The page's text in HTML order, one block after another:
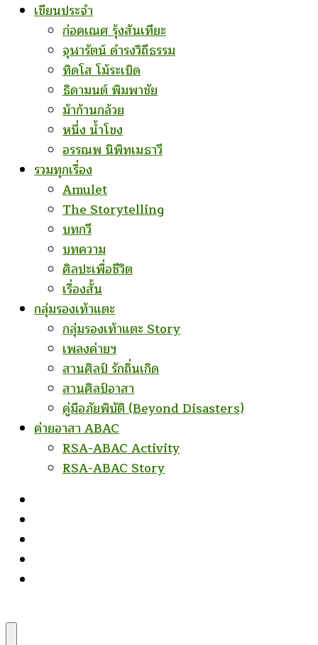
เขียนประจำ
ก่อคเณศ รุ้งสันเทียะ
จุฬารัตน์ ดำรงวิถีธรรม
ทิดโส โม้ระเบิด
ธิดามนต์ พิมพาชัย
ม้าก้านกล้วย
หนึ่ง น้ำโขง
อรรณพ นิพิทเมธาวี
รวมทุกเรื่อง
Amulet
The Storytelling
บทกวี
บทความ
ศิลปะเพื่อชีวิต
เรื่องสั้น
กลุ่มรองเท้าแตะ
กลุ่มรองเท้าแตะ Story
เพลงค่ายฯ
สานศิลป์ รักถิ่นเกิด
สานศิลป์อาสา
คู่มือภัยพิบัติ (Beyond Disasters)
ค่ายอาสา ABAC
RSA-ABAC Activity
RSA-ABAC Story